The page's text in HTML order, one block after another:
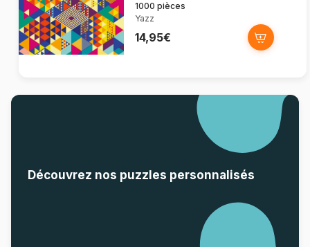
1000 pièces
Yazz
14,95€
Découvrez nos puzzles personnalisés